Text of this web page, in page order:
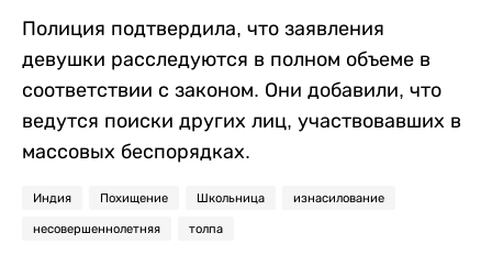
Полиция подтвердила, что заявления
девушки расследуются в полном объеме в
соответствии с законом. Они добавили, что
ведутся поиски других лиц, участвовавших в
массовых беспорядках.
Индия Похищение Школьница изнасилование
несовершеннолетняя толпа